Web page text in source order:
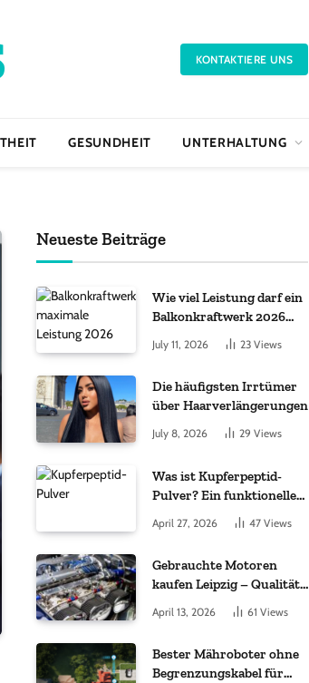
KONTAKTIERE UNS
GESUNDHEIT UNTERHALTUNG
Neueste Beiträge
Wie viel Leistung darf ein
Balkonkraftwerk 2026
July 11, 2026 23 Views
Die häufigsten Irrtümer
über Haarverlängerungen
July 8, 2026 29 Views
Was ist Kupferpeptid-
Pulver? Ein funktioneller
Komplex aus „kleinem
Molekül + Metall“
April 27, 2026 47 Views
Gebrauchte Motoren
kaufen Leipzig – Qualität,
Garantie und weltweite
Lieferung im Fokus
April 13, 2026 61 Views
Bester Mähroboter ohne
Begrenzungskabel für